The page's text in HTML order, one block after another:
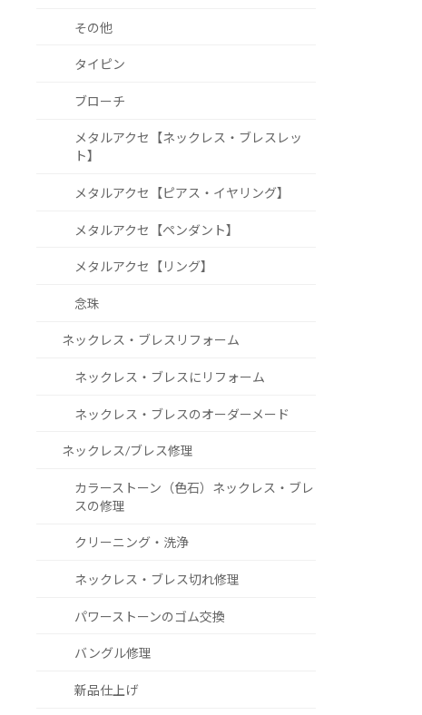
その他
タイピン
ブローチ
メタルアクセ【ネックレス・ブレスレッ
ト】
メタルアクセ【ピアス・イヤリング】
メタルアクセ【ペンダント】
メタルアクセ【リング】
念珠
ネックレス・ブレスリフォーム
ネックレス・ブレスにリフォーム
ネックレス・ブレスのオーダーメード
ネックレス/ブレス修理
カラーストーン（色石）ネックレス・ブレ
スの修理
クリーニング・洗浄
ネックレス・ブレス切れ修理
パワーストーンのゴム交換
バングル修理
新品仕上げ